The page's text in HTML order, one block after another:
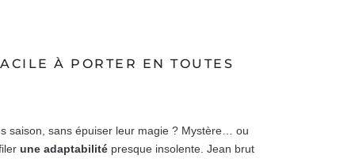
À PORTER EN TOUTES
saison, sans épuiser leur magie ? Mystère… ou
une adaptabilité presque insolente. Jean brut